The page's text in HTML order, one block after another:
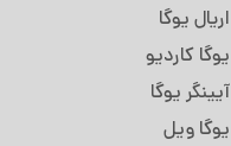
اریال یوگا
یوگا کاردیو
آیینگر یوگا
یوگا ویل